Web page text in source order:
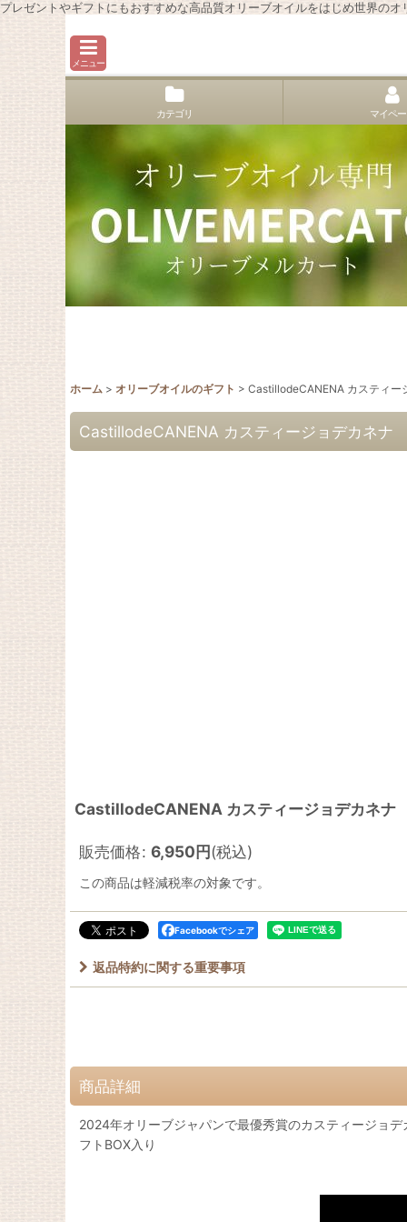
プレゼントやギフトにもおすすめな高品質オリーブオイルをはじめ世界の
メニュー
カテゴリ マイペ
ホーム > オリーブオイルのギフト > CastillodeCANENA カスティ
CastillodeCANENA カスティージョデカネ
CastillodeCANENA カスティージョデカネ
販売価格: 6,950円(税込)
この商品は軽減税率の対象です。
Facebookでシェア
返品特約に関する重要事項
商品詳細
2024年オリーブジャパンで最優秀賞のカスティージョ
フトBOX入り